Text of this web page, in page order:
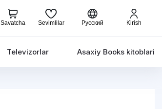
Savatcha Sevimlilar Русский Kirish
Televizorlar Asaxiy Books kitoblari